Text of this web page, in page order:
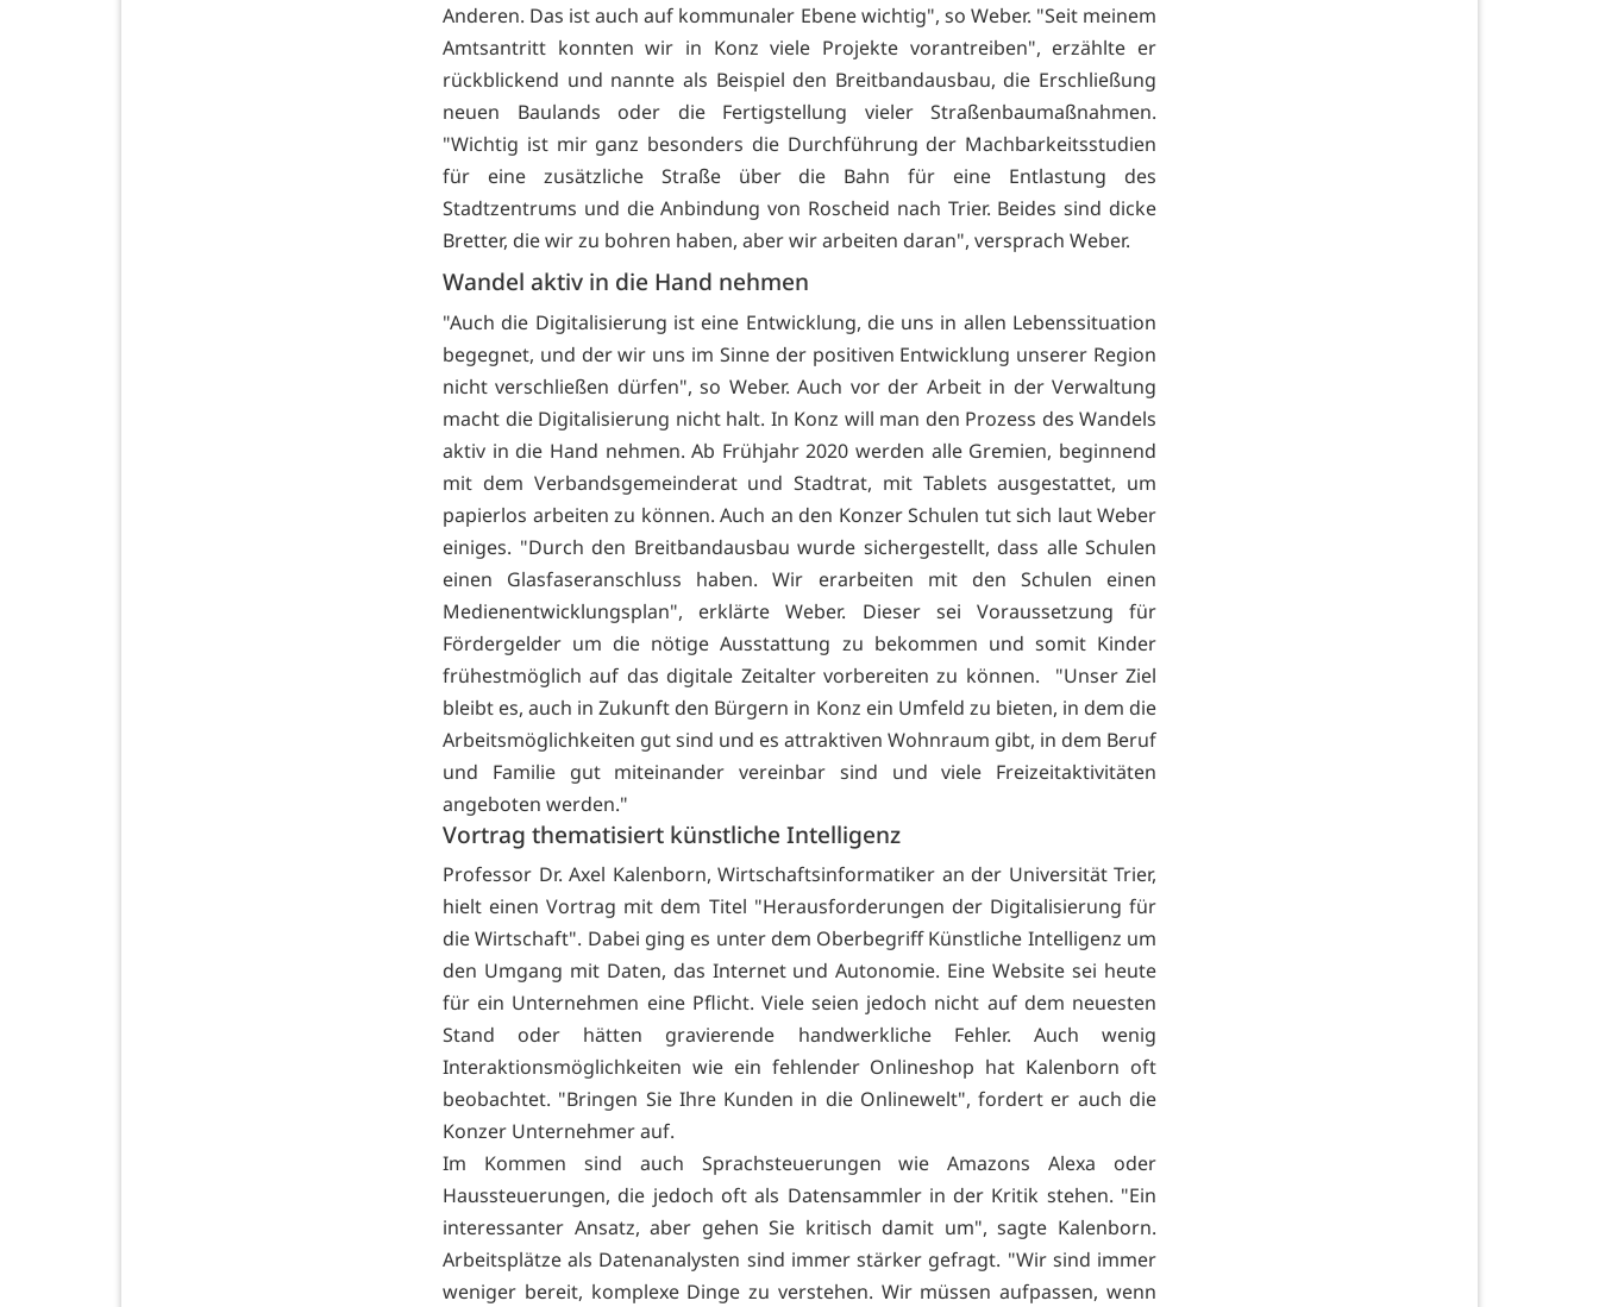
Anderen. Das ist auch auf kommunaler Ebene wichtig", so Weber. "Seit meinem
Amtsantritt konnten wir in Konz viele Projekte vorantreiben", erzählte er
rückblickend und nannte als Beispiel den Breitbandausbau, die Erschließung
neuen Baulands oder die Fertigstellung vieler Straßenbaumaßnahmen.
"Wichtig ist mir ganz besonders die Durchführung der Machbarkeitsstudien
für eine zusätzliche Straße über die Bahn für eine Entlastung des
Stadtzentrums und die Anbindung von Roscheid nach Trier. Beides sind dicke
Bretter, die wir zu bohren haben, aber wir arbeiten daran", versprach Weber.
Wandel aktiv in die Hand nehmen
"Auch die Digitalisierung ist eine Entwicklung, die uns in allen Lebenssituation
begegnet, und der wir uns im Sinne der positiven Entwicklung unserer Region
nicht verschließen dürfen", so Weber. Auch vor der Arbeit in der Verwaltung
macht die Digitalisierung nicht halt. In Konz will man den Prozess des Wandels
aktiv in die Hand nehmen. Ab Frühjahr 2020 werden alle Gremien, beginnend
mit dem Verbandsgemeinderat und Stadtrat, mit Tablets ausgestattet, um
papierlos arbeiten zu können. Auch an den Konzer Schulen tut sich laut Weber
einiges. "Durch den Breitbandausbau wurde sichergestellt, dass alle Schulen
einen Glasfaseranschluss haben. Wir erarbeiten mit den Schulen einen
Medienentwicklungsplan", erklärte Weber. Dieser sei Voraussetzung für
Fördergelder um die nötige Ausstattung zu bekommen und somit Kinder
frühestmöglich auf das digitale Zeitalter vorbereiten zu können. "Unser Ziel
bleibt es, auch in Zukunft den Bürgern in Konz ein Umfeld zu bieten, in dem die
Arbeitsmöglichkeiten gut sind und es attraktiven Wohnraum gibt, in dem Beruf
und Familie gut miteinander vereinbar sind und viele Freizeitaktivitäten
angeboten werden."
Vortrag thematisiert künstliche Intelligenz
Professor Dr. Axel Kalenborn, Wirtschaftsinformatiker an der Universität Trier,
hielt einen Vortrag mit dem Titel "Herausforderungen der Digitalisierung für
die Wirtschaft". Dabei ging es unter dem Oberbegriff Künstliche Intelligenz um
den Umgang mit Daten, das Internet und Autonomie. Eine Website sei heute
für ein Unternehmen eine Pflicht. Viele seien jedoch nicht auf dem neuesten
Stand oder hätten gravierende handwerkliche Fehler. Auch wenig
Interaktionsmöglichkeiten wie ein fehlender Onlineshop hat Kalenborn oft
beobachtet. "Bringen Sie Ihre Kunden in die Onlinewelt", fordert er auch die
Konzer Unternehmer auf.
Im Kommen sind auch Sprachsteuerungen wie Amazons Alexa oder
Haussteuerungen, die jedoch oft als Datensammler in der Kritik stehen. "Ein
interessanter Ansatz, aber gehen Sie kritisch damit um", sagte Kalenborn.
Arbeitsplätze als Datenanalysten sind immer stärker gefragt. "Wir sind immer
weniger bereit, komplexe Dinge zu verstehen. Wir müssen aufpassen, wenn